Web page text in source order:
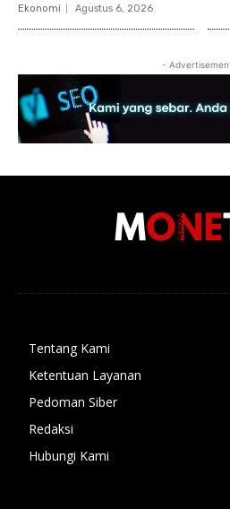
Ekonomi Agustus 6, 2026
-
Tentang Kami
Ketentuan Layanan
Pedoman Siber
Redaksi
Hubungi Kami